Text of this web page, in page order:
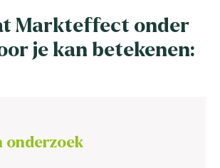
Markteffect onder
je kan betekenen:
onderzoek